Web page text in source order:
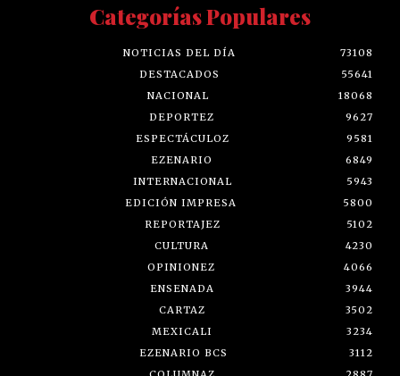
Categorías Populares
NOTICIAS DEL DÍA
73108
DESTACADOS
55641
NACIONAL
18068
DEPORTEZ
9627
ESPECTÁCULOZ
9581
EZENARIO
6849
INTERNACIONAL
5943
EDICIÓN IMPRESA
5800
REPORTAJEZ
5102
CULTURA
4230
OPINIONEZ
4066
ENSENADA
3944
CARTAZ
3502
MEXICALI
3234
EZENARIO BCS
3112